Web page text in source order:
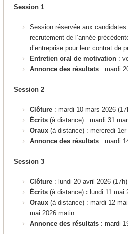
Session 1
Session réservée aux
recrutement de l’année
d’entreprise pour leur contrat de
Entretien oral de motivation :
Annonce des résultats : mardi
Session 2
Clôture : mardi 10 mars 2026
Écrits (à distance) : mardi 31
Oraux (à distance) : mercredi
Annonce des résultats : mardi
Session 3
Clôture : lundi 20 avril 2026 (17h)
Écrits (à distance) : lundi 11 mai
Oraux (à distance) : mardi 12
mai 2026 matin
Annonce des résultats : mardi